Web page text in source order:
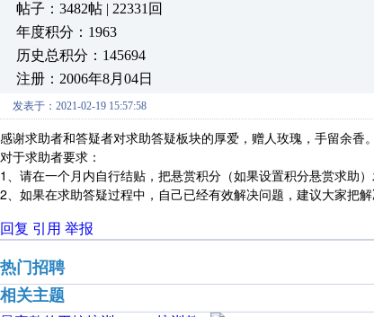
帖子：3482帖 | 22331回
年度积分：1963
历史总积分：145694
注册：2006年8月04日
发表于：2021-02-19 15:57:58
感谢求助者和答疑者对求助答疑板块的厚爱，赠人玫瑰，手留余香。
对于求助者要求：
1、请在一个月内自行结贴，把悬赏积分（如果设置积分悬赏求助）
2、如果在求助答疑过程中，自己已经有效解决问题，建议大家把
回复 引用 举报
热门招聘
相关主题